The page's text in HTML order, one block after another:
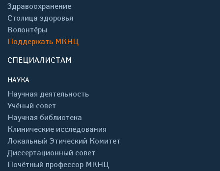
Здравоохранение
Столица здоровья
Волонтёры
Поддержать МКНЦ
СПЕЦИАЛИСТАМ
НАУКА
Научная деятельность
Учёный совет
Научная библиотека
Клинические исследования
Локальный Этический Комитет
Диссертационный совет
Почётный профессор МКНЦ